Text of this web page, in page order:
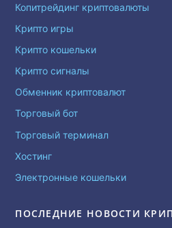
Копитрейдинг криптовалюты
Крипто игры
Крипто кошельки
Крипто сигналы
Обменник криптовалют
Торговый бот
Торговый терминал
Хостинг
Электронные кошельки
ПОСЛЕДНИЕ НОВОСТИ